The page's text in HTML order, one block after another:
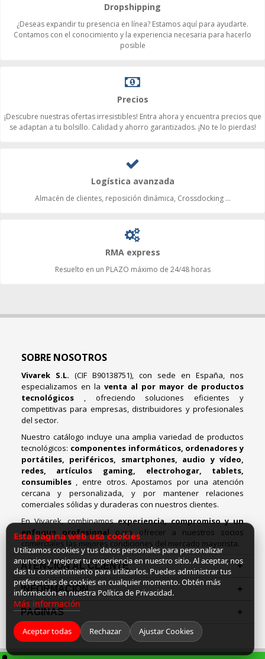
Dropshipping
¿Deseas expandir tu presencia en línea? Estamos aquí para ayudarte.
Contamos con el conocimiento y la experiencia necesaria para hacerlo
posible
Precios
¡Descubre nuestras ofertas irresistibles! Entra ahora y encuentra precios que
se adaptan a tu bolsillo. Calidad y ahorro garantizados. ¡No te lo pierdas!
Logística avanzada
Almacén de clientes, reposición dinámica, Crossdocking ...
RMA express
Resuelto en un PLAZO máximo de 24/48 horas
SOBRE NOSOTROS
Vivarek S.L. (CIF B90138751), con sede en España, nos
especializamos en la venta al por mayor de productos
tecnológicos , ofreciendo soluciones eficientes y
competitivas para empresas, distribuidores y profesionales
del sector.
Nuestro catálogo incluye una amplia variedad de productos
tecnológicos: componentes informáticos, ordenadores y
portátiles, periféricos, smartphones, audio y vídeo,
redes, artículos gaming, electrohogar, tablets,
consumibles , entre otros. Apostamos por una atención
cercana y personalizada, y por mantener relaciones
comerciales sólidas y duraderas con nuestros clientes.
En Vivarek, combinamosexperiencia, compromiso y un
enfoque profesionalpara ofrecer a nuestros socios
comerciales las mejores condiciones del mercado mayorista.
ATENCIÓN AL CLIENTE
INFORMACION
PAGINAS
Esta página web usa cookies
Utilizamos cookies y tus datos personales para personalizar
anuncios y mejorar tu experiencia en nuestro sitio. Al aceptar, nos
das tu consentimiento para utilizarlos. Puedes administrar tus
preferencias de cookies en cualquier momento. Obtén más
información en nuestra Política de Privacidad.
Más información
Aceptar todas Rechazar Ajustar Cookies